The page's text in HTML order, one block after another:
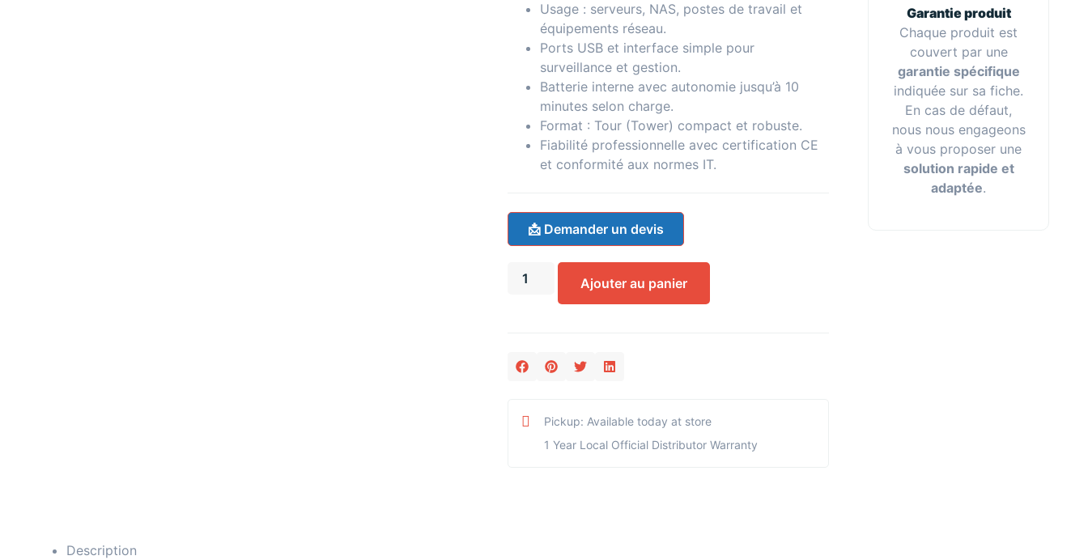
Usage : serveurs, NAS, postes de travail et
équipements réseau.
Ports USB et interface simple pour
surveillance et gestion.
Batterie interne avec autonomie jusqu’à 10
minutes selon charge.
Format : Tour (Tower) compact et robuste.
Fiabilité professionnelle avec certification CE
et conformité aux normes IT.
📩 Demander un devis
Ajouter au panier
Pickup: Available today at store
1 Year Local Official Distributor Warranty
Garantie produit
Chaque produit est
couvert par une
garantie spécifique
indiquée sur sa fiche.
En cas de défaut,
nous nous engageons
à vous proposer une
solution rapide et
adaptée.
Description